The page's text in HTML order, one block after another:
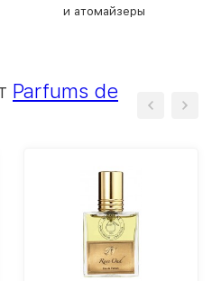
и атомайзеры
Parfums de